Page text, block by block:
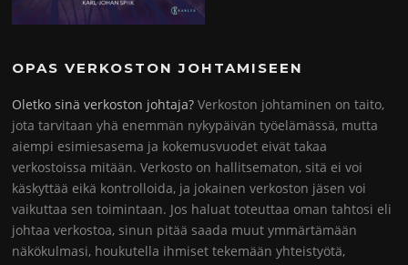
OPAS VERKOSTON JOHTAMISEEN
Oletko sinä verkoston johtaja? Verkoston johtaminen on taito,
jota tarvitaan yhä enemmän nykypäivän työelämässä, mutta
aiempi esimiesasema ja kokemusvuodet eivät takaa
verkostoissa mitään. Verkosto on hallitsematon, sitä ei voi
käskyttää eikä kontrolloida, ja jokainen verkoston jäsen voi
vaikuttaa sen toimintaan. Jos haluat toteuttaa oman tahtosi eli
johtaa verkostoa, sinun pitää saada muut ymmärtämään
näkökulmasi, houkutella ihmiset tekemään yhteistyötä,